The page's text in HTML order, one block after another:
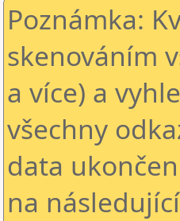
Poznámka:
skenováním
a více) a
všechny
data
na